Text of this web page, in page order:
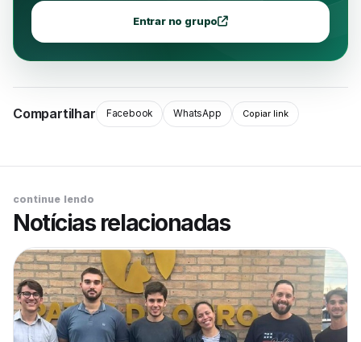
Entrar no grupo
Compartilhar Facebook WhatsApp Copiar link
continue lendo
Notícias relacionadas